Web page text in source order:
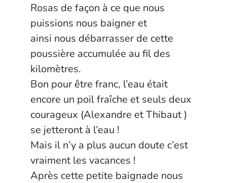
Rosas de façon à ce que nous
puissions nous baigner et
ainsi nous débarrasser de cette
poussière accumulée au fil des
kilomètres.
Bon pour être franc, l’eau était
encore un poil fraîche et seuls deux
courageux (Alexandre et Thibaut )
se jetteront à l’eau !
Mais il n’y a plus aucun doute c’est
vraiment les vacances !
Après cette petite baignade nous